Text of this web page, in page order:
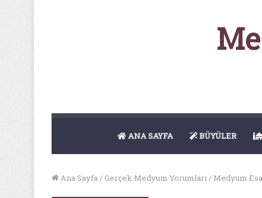
ANA SAYFA BÜYÜLER
Ana Sayfa/ Gerçek Medyum Yorumları/ Medyum